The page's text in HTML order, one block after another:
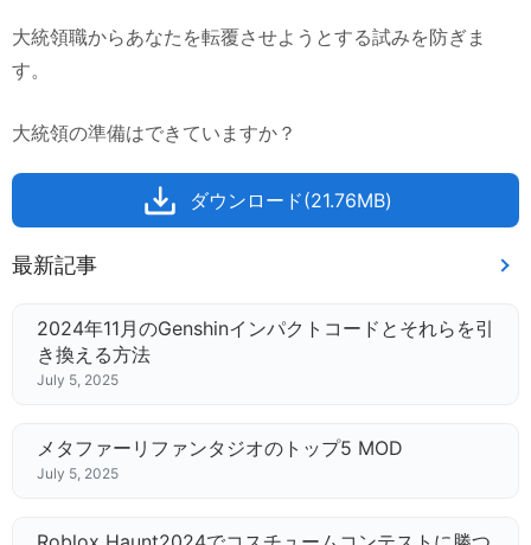
大統領職からあなたを転覆させようとする試みを防ぎま
す。
大統領の準備はできていますか？
ダウンロード(21.76MB)
最新記事
2024年11月のGenshinインパクトコードとそれらを引
き換える方法
July 5, 2025
メタファーリファンタジオのトップ5 MOD
July 5, 2025